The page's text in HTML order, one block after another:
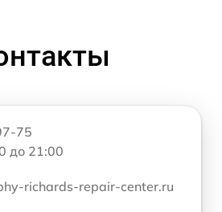
75
до 21:00
richards-repair-center.ru